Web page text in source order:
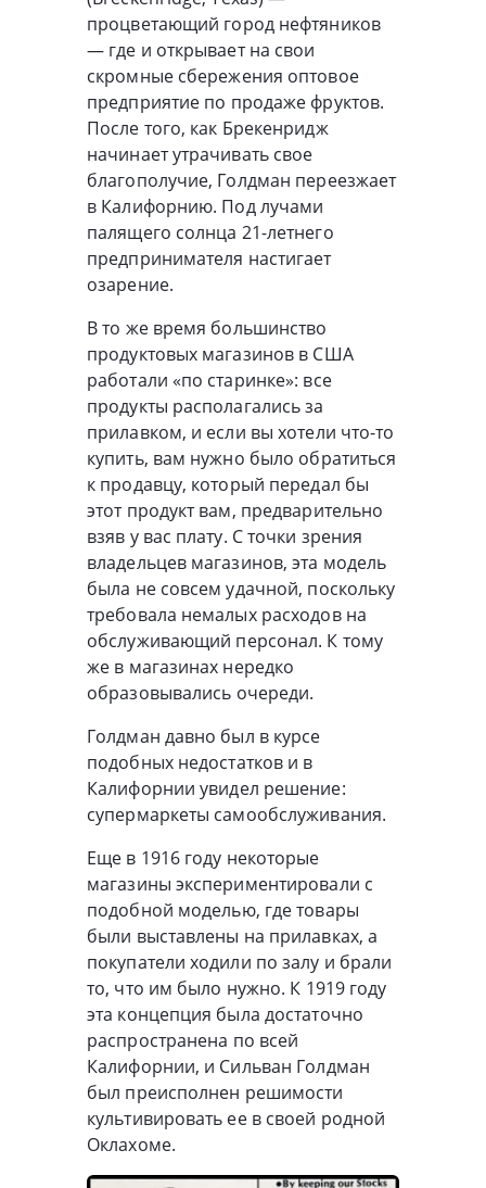
процветающий город нефтяников
— где и открывает на свои
скромные сбережения оптовое
предприятие по продаже фруктов.
После того, как Брекенридж
начинает утрачивать свое
благополучие, Голдман переезжает
в Калифорнию. Под лучами
палящего солнца 21-летнего
предпринимателя настигает
озарение.
В то же время большинство
продуктовых магазинов в США
работали «по старинке»: все
продукты располагались за
прилавком, и если вы хотели что-то
купить, вам нужно было обратиться
к продавцу, который передал бы
этот продукт вам, предварительно
взяв у вас плату. С точки зрения
владельцев магазинов, эта модель
была не совсем удачной, поскольку
требовала немалых расходов на
обслуживающий персонал. К тому
же в магазинах нередко
образовывались очереди.
Голдман давно был в курсе
подобных недостатков и в
Калифорнии увидел решение:
супермаркеты самообслуживания.
Еще в 1916 году некоторые
магазины экспериментировали с
подобной моделью, где товары
были выставлены на прилавках, а
покупатели ходили по залу и брали
то, что им было нужно. К 1919 году
эта концепция была достаточно
распространена по всей
Калифорнии, и Сильван Голдман
был преисполнен решимости
культивировать ее в своей родной
Оклахоме.